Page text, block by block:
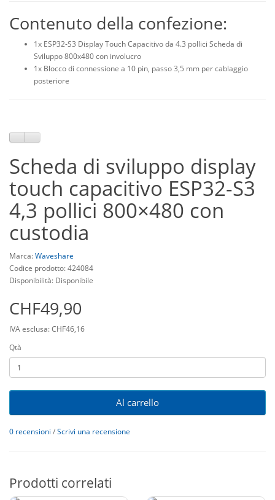
Contenuto della confezione:
1x ESP32-S3 Display Touch Capacitivo da 4.3 pollici Scheda di
Sviluppo 800x480 con involucro
1x Blocco di connessione a 10 pin, passo 3,5 mm per cablaggio
posteriore
Scheda di sviluppo display
touch capacitivo ESP32-S3
4,3 pollici 800×480 con
custodia
Marca:Waveshare
Codice prodotto: 424084
Disponibilità: Disponibile
CHF49,90
IVA esclusa: CHF46,16
Qtà
Al carrello
0 recensioni /Scrivi una recensione
Prodotti correlati